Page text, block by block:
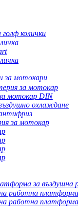
колички
за мотокари
за мотокар
мотокар DIN
охлаждане
за мотокар
за въздушна
работна платформа
работна платформа